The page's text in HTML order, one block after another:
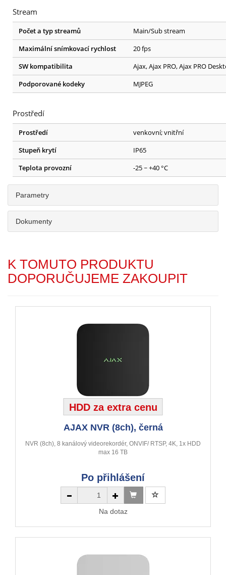
Stream
Počet a typ streamů
Main/Sub stream
Maximální snímkovací rychlost
20 fps
SW kompatibilita
Ajax, Ajax PRO, Ajax PRO
Podporované kodeky
MJPEG
Prostředí
Prostředí
venkovní; vnitřní
Stupeň krytí
IP65
Teplota provozní
-25 ~ +40 °C
Parametry
Dokumenty
K TOMUTO PRODUKTU
DOPORUČUJEME ZAKOUPIT
HDD za extra cenu
AJAX NVR (8ch), černá
NVR (8ch), 8 kanálový videorekordér, ONVIF/ RTSP, 4K, 1x HDD
max 16 TB
Po přihlášení
Na dotaz